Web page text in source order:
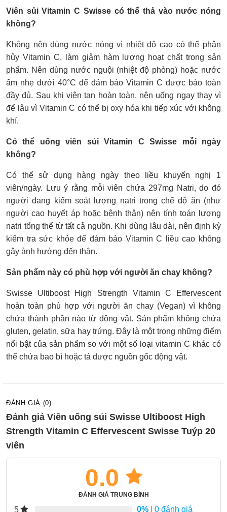
Viên sủi Vitamin C Swisse có thể thả vào nước nóng
không?
Không nên dùng nước nóng vì nhiệt độ cao có thể phân
hủy Vitamin C, làm giảm hàm lượng hoạt chất trong sản
phẩm. Nên dùng nước nguội (nhiệt độ phòng) hoặc nước
ấm nhẹ dưới 40°C để đảm bảo Vitamin C được bảo toàn
đầy đủ. Sau khi viên tan hoàn toàn, nên uống ngay thay vì
để lâu vì Vitamin C có thể bị oxy hóa khi tiếp xúc với không
khí.
Có thể uống viên sủi Vitamin C Swisse mỗi ngày
không?
Có thể sử dụng hàng ngày theo liều khuyến nghị 1
viên/ngày. Lưu ý rằng mỗi viên chứa 297mg Natri, do đó
người đang kiểm soát lượng natri trong chế độ ăn (như
người cao huyết áp hoặc bệnh thận) nên tính toán lượng
natri tổng thể từ tất cả nguồn. Khi dùng lâu dài, nên định kỳ
kiểm tra sức khỏe để đảm bảo Vitamin C liều cao không
gây ảnh hưởng đến thận.
Sản phẩm này có phù hợp với người ăn chay không?
Swisse Ultiboost High Strength Vitamin C Effervescent
hoàn toàn phù hợp với người ăn chay (Vegan) vì không
chứa thành phần nào từ động vật. Sản phẩm không chứa
gluten, gelatin, sữa hay trứng. Đây là một trong những điểm
nổi bật của sản phẩm so với một số loại vitamin C khác có
thể chứa bao bì hoặc tá dược nguồn gốc động vật.
ĐÁNH GIÁ (0)
Đánh giá Viên uống sủi Swisse Ultiboost High
Strength Vitamin C Effervescent Swisse Tuýp 20
viên
0.0
ĐÁNH GIÁ TRUNG BÌNH
5 0% | 0 đánh giá